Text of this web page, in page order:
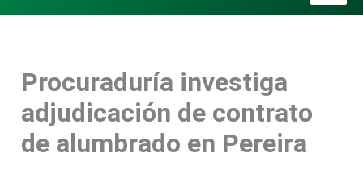
Procuraduría investiga
adjudicación de contrato
de alumbrado en Pereira